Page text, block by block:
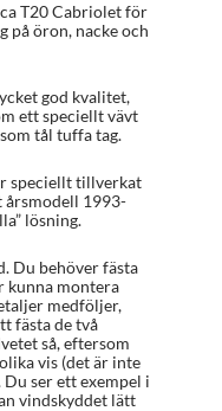
T20 Cabriolet för
på öron, nacke och
god kvalitet,
ett speciellt vävt
tål tuffa tag.
speciellt tillverkat
årsmodell 1993-
lösning.
Du behöver fästa
kunna montera
medföljer,
fästa de två
så, eftersom
vis (det är inte
ser ett exempel i
vindskyddet lätt